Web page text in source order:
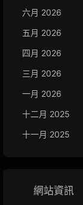
六月 2026
五月 2026
四月 2026
三月 2026
一月 2026
十二月 2025
十一月 2025
網站資訊